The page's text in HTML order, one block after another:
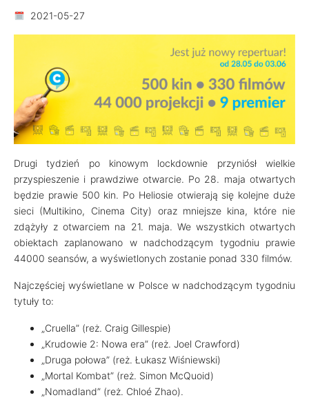
2021-05-27
Drugi tydzień po kinowym lockdownie przyniósł wielkie
przyspieszenie i prawdziwe otwarcie. Po 28. maja otwartych
będzie prawie 500 kin. Po Heliosie otwierają się kolejne duże
sieci (Multikino, Cinema City) oraz mniejsze kina, które nie
zdążyły z otwarciem na 21. maja. We wszystkich otwartych
obiektach zaplanowano w nadchodzącym tygodniu prawie
44000 seansów, a wyświetlonych zostanie ponad 330 filmów.
Najczęściej wyświetlane w Polsce w nadchodzącym tygodniu
tytuły to:
„Cruella” (reż. Craig Gillespie)
„Krudowie 2: Nowa era” (reż. Joel Crawford)
„Druga połowa” (reż. Łukasz Wiśniewski)
„Mortal Kombat” (reż. Simon McQuoid)
„Nomadland” (reż. Chloé Zhao).